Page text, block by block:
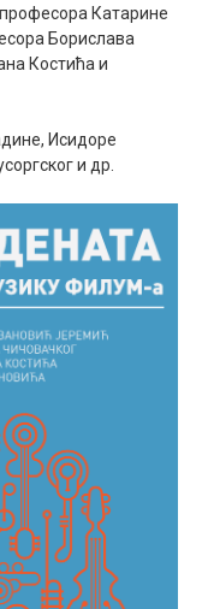
Катарине
Борислава
Костића и
Исидоре
и др.